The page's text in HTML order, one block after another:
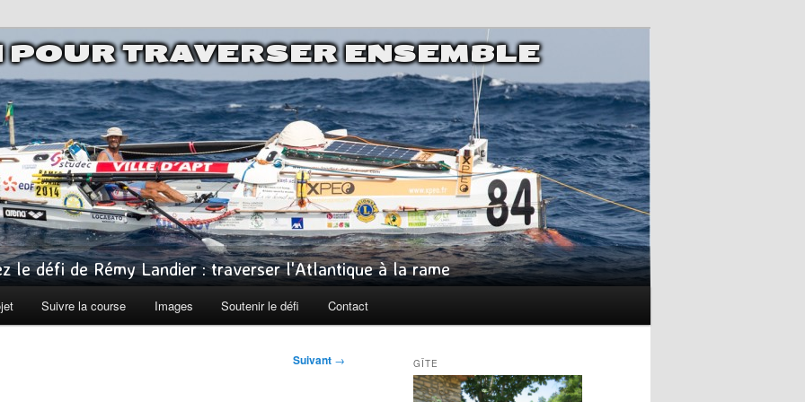
POUR TRAVERSER ENSEMBLE
le défi de Rémy Landier : traverser l'Atlantique à la rame
Suivre la course Images Soutenir le défi Contact
Suivant → GÎTE